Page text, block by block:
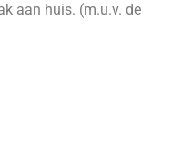
aan huis. (m.u.v. de